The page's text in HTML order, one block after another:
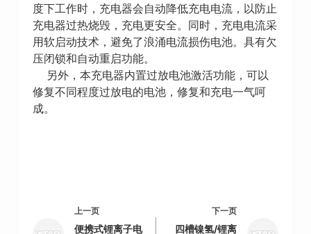
度下工作时，充电器会自动降低充电电流，以防止
充电器过热烧毁，充电更安全。同时，充电电流采
用软启动技术，避免了浪涌电流损伤电池。具有欠
压闭锁和自动重启功能。
另外，本充电器内置过放电池激活功能，可以
修复不同程度过放电的电池，修复和充电一气呵
成。
上一页
便携式锂离子电
下一页
四槽镍氢/锂离